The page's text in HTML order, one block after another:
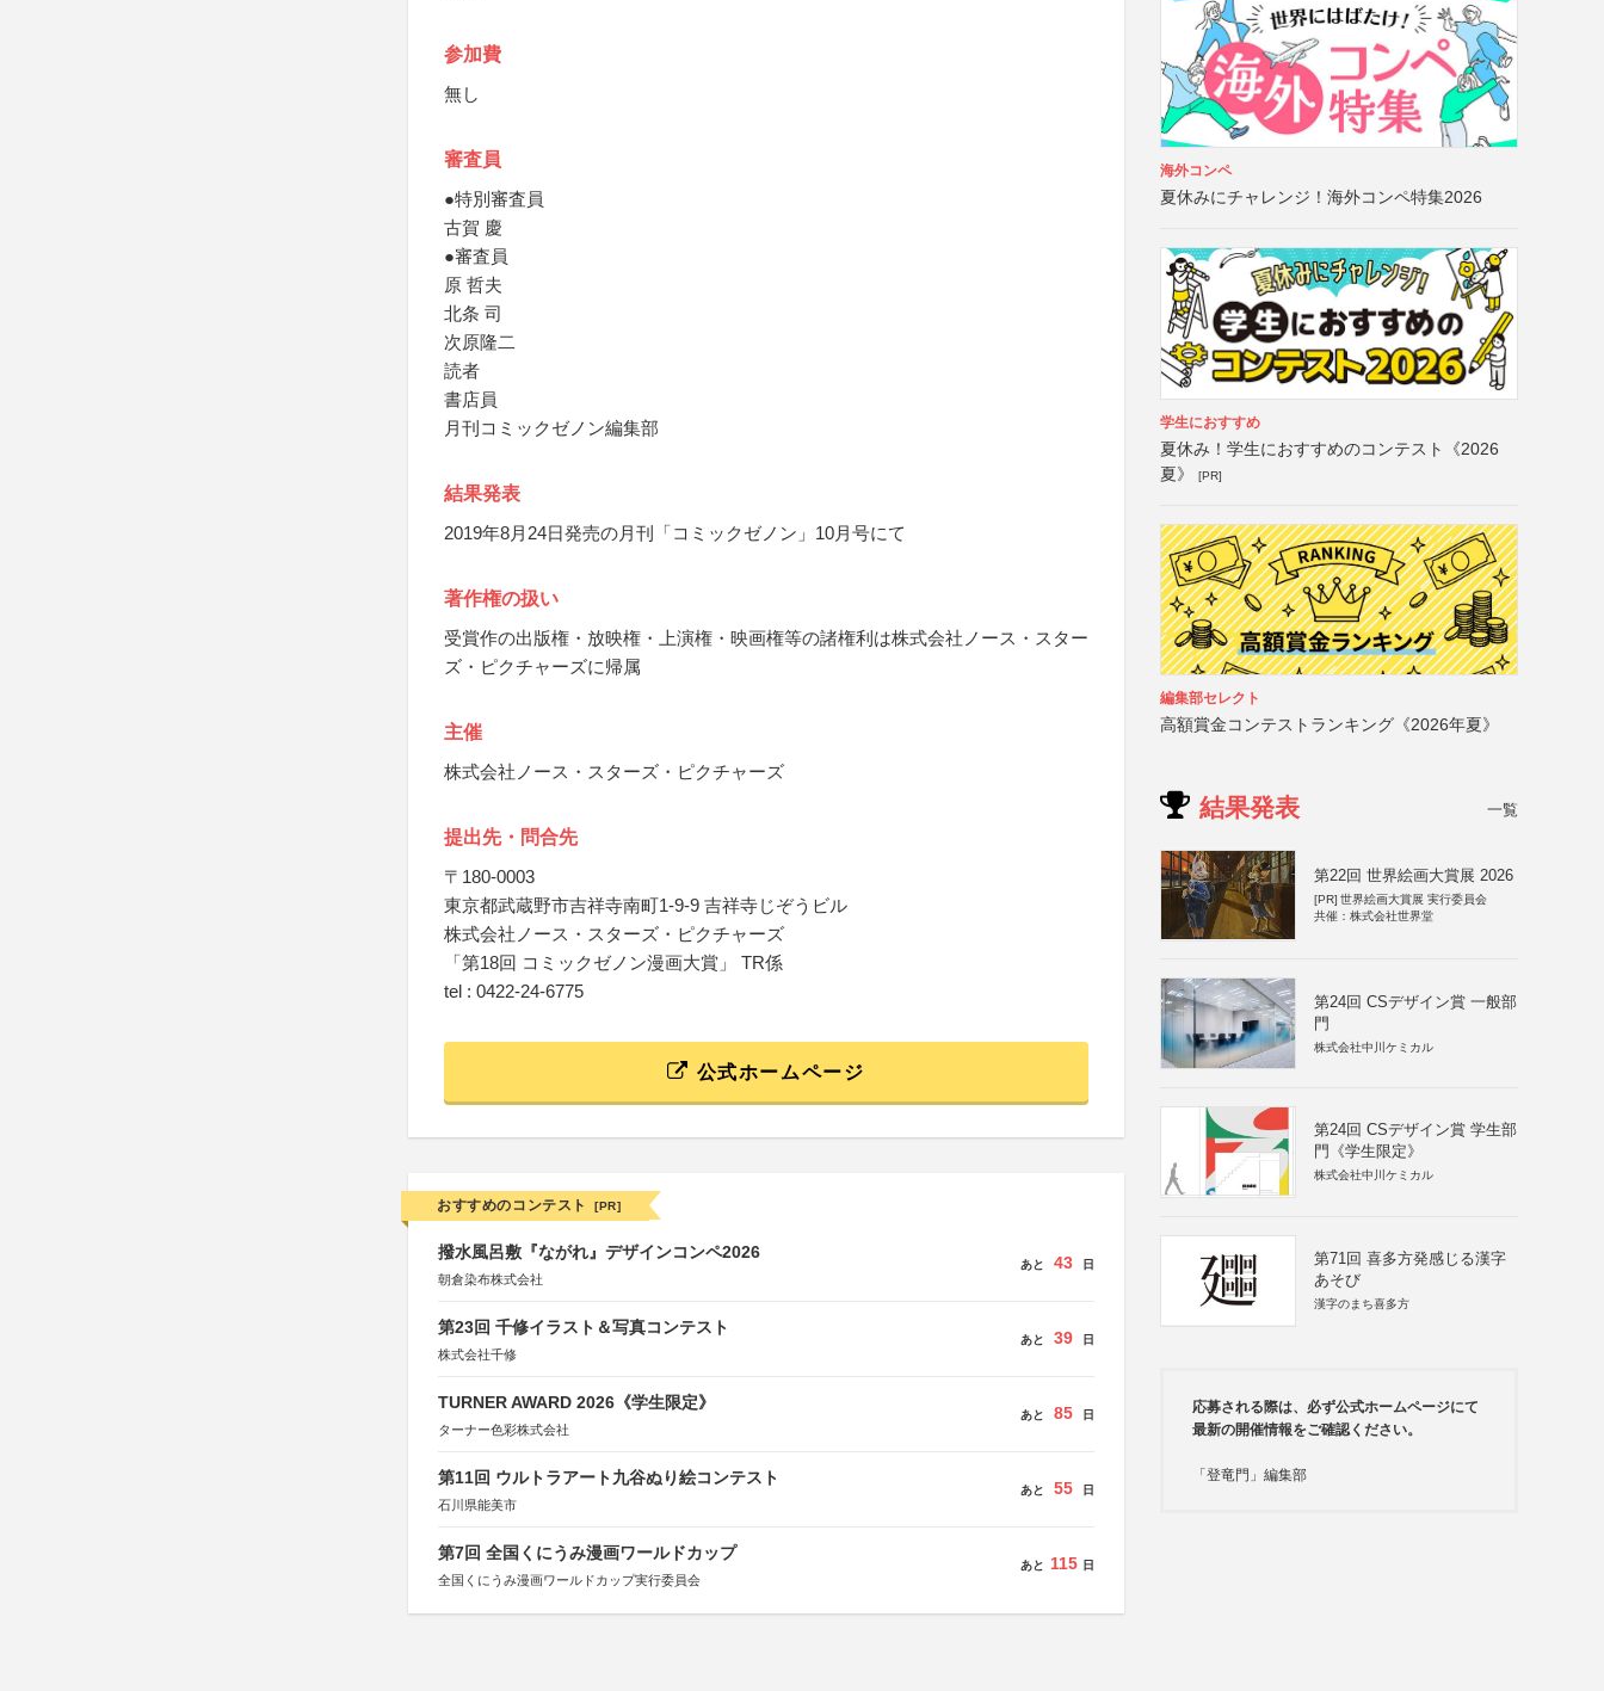
参加費
無し
審査員
●特別審査員
古賀 慶
●審査員
原 哲夫
北条 司
次原隆二
読者
書店員
月刊コミックゼノン編集部
結果発表
2019年8月24日発売の月刊「コミックゼノン」10月号にて
著作権の扱い
受賞作の出版権・放映権・上演権・映画権等の諸権利は株式会社ノース・スター
ズ・ピクチャーズに帰属
主催
株式会社ノース・スターズ・ピクチャーズ
提出先・問合先
〒180-0003
東京都武蔵野市吉祥寺南町1-9-9 吉祥寺じぞうビル
株式会社ノース・スターズ・ピクチャーズ
「第18回 コミックゼノン漫画大賞」 TR係
tel : 0422-24-6775
公式ホームページ
おすすめのコンテスト [PR]
撥水風呂敷『ながれ』デザインコンペ2026
朝倉染布株式会社
あと 43 日
第23回 千修イラスト＆写真コンテスト
株式会社千修
あと 39 日
TURNER AWARD 2026《学生限定》
ターナー色彩株式会社
あと 85 日
第11回 ウルトラアート九谷ぬり絵コンテスト
石川県能美市
あと 55 日
第7回 全国くにうみ漫画ワールドカップ
全国くにうみ漫画ワールドカップ実行委員会
あと 115 日
海外コンペ
夏休みにチャレンジ！海外コンペ特集2026
学生におすすめ
夏休み！学生におすすめのコンテスト《2026
夏》
[PR]
編集部セレクト
高額賞金コンテストランキング《2026年夏》
結果発表 一覧
第22回 世界絵画大賞展 2026
[PR] 世界絵画大賞展 実行委員会
共催：株式会社世界堂
第24回 CSデザイン賞 一般部
門
株式会社中川ケミカル
第24回 CSデザイン賞 学生部
門《学生限定》
株式会社中川ケミカル
第71回 喜多方発感じる漢字
あそび
漢字のまち喜多方
応募される際は、必ず公式ホームページにて
最新の開催情報をご確認ください。
「登竜門」編集部